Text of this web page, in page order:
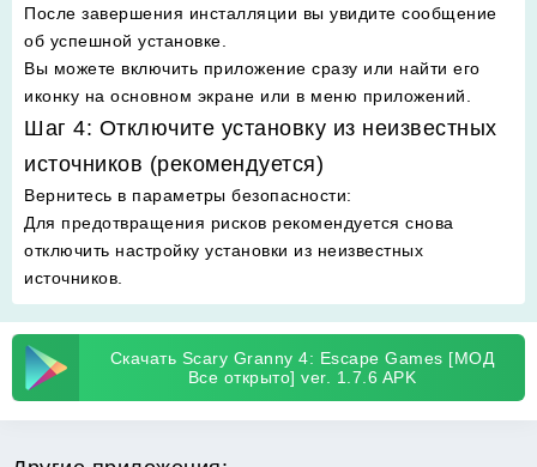
После завершения инсталляции вы увидите сообщение
об успешной установке.
Вы можете включить приложение сразу или найти его
иконку на основном экране или в меню приложений.
Шаг 4: Отключите установку из неизвестных
источников (рекомендуется)
Вернитесь в параметры безопасности:
Для предотвращения рисков рекомендуется снова
отключить настройку установки из неизвестных
источников.
Скачать Scary Granny 4: Escape Games [МОД
Все открыто] ver. 1.7.6 APK